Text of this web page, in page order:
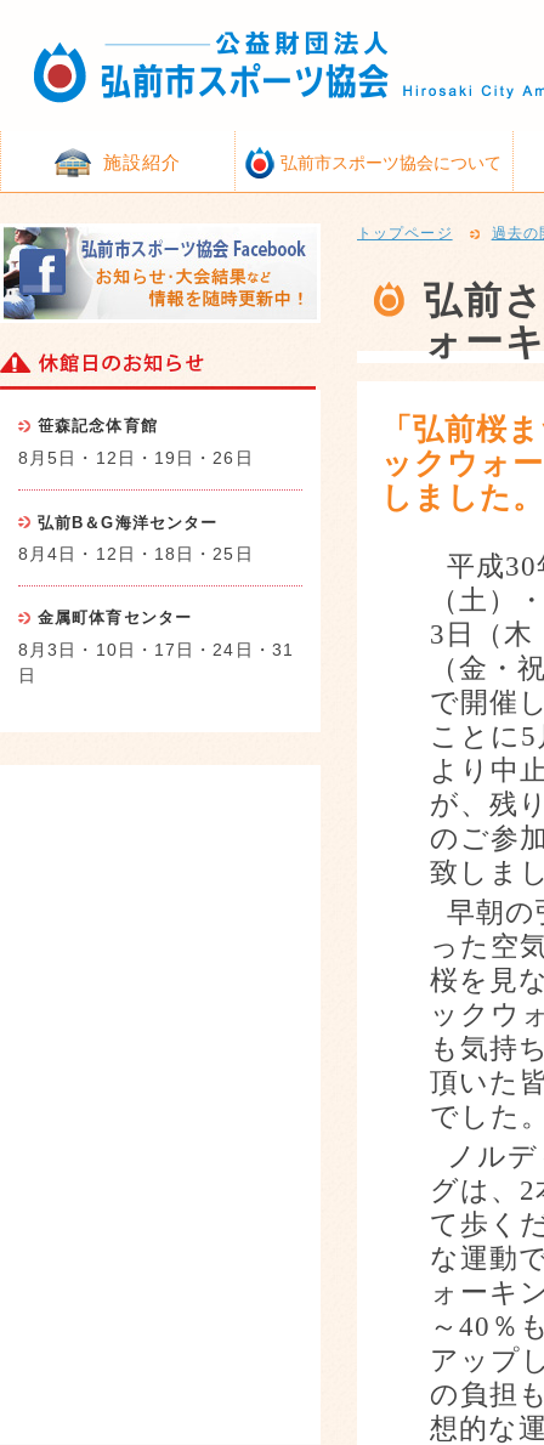
施設紹介 弘前市スポーツ協会について
トップページ 過去の
弘前
ォー
「弘前桜
ックウォ
しました。
平成30
（土）
3 日（木
（金・
で開催
ことに 5
より中
が、残
のご参
致しま
早朝の
った空
桜を見
ックウ
も気持
頂いた
でした
ノル
グは、 2
て歩く
な運動
ォーキ
～40 ％
アップ
の負担
想的な
笹森記念体育館
8月5日・12日・19日・26日
弘前B＆G海洋センター
8月4日・12日・18日・25日
金属町体育センター
8月3日・10日・17日・24日・31
日